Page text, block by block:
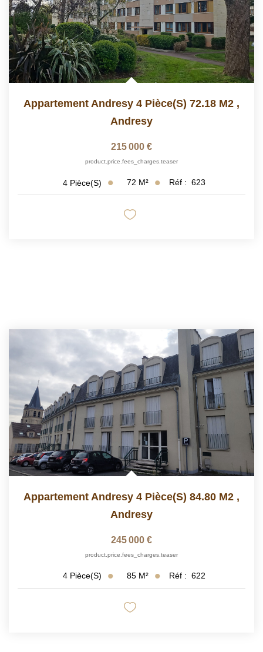
Appartement Andresy 4 Pièce(s) 72.18 M2 ,
Andresy
215 000 €
product.price.fees_charges.teaser
4 Pièce(s) 72 M² Réf : 623
Appartement Andresy 4 Pièce(s) 84.80 M2 ,
Andresy
245 000 €
product.price.fees_charges.teaser
4 Pièce(s) 85 M² Réf : 622